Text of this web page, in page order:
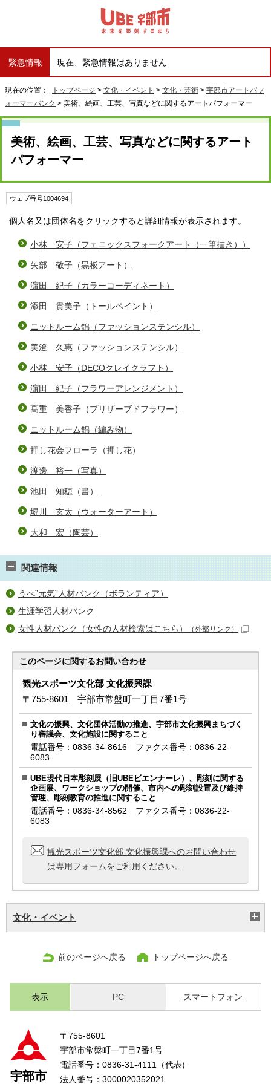
緊急情報 現在、緊急情報はありません
現在の位置： トップページ > 文化・イベント > 文化・芸術 > 宇部市アートパフ
ォーマーバンク > 美術、絵画、工芸、写真などに関するアートパフォーマー
美術、絵画、工芸、写真などに関するアート
パフォーマー
ウェブ番号1004694
個人名又は団体名をクリックすると詳細情報が表示されます。
小林 安子（フェニックスフォークアート（一筆描き））
矢部 敬子（黒板アート）
濵田 紀子（カラーコーディネート）
添田 貴美子（トールペイント）
ニットルーム錦（ファッションステンシル）
美澄 久惠（ファッションステンシル）
小林 安子（DECOクレイクラフト）
濵田 紀子（フラワーアレンジメント）
髙重 美香子（プリザーブドフラワー）
ニットルーム錦（編み物）
押し花会フローラ（押し花）
渡邊 裕一（写真）
池田 知穂（書）
堀川 玄太（ウォーターアート）
大和 宏（陶芸）
関連情報
うべ”元気”人材バンク（ボランティア）
生涯学習人材バンク
女性人材バンク（女性の人材検索はこちら）
（外部リンク）
このページに関するお問い合わせ
観光スポーツ文化部 文化振興課
〒755-8601 宇部市常盤町一丁目7番1号
文化の振興、文化団体活動の推進、宇部市文化振興まちづく
り審議会、文化施設に関すること
電話番号：0836-34-8616 ファクス番号：0836-22-
6083
UBE現代日本彫刻展（旧UBEビエンナーレ）、彫刻に関する
企画展、ワークショップの開催、市内への彫刻設置及び維持
管理、彫刻教育の推進に関すること
電話番号：0836-34-8562 ファクス番号：0836-22-
6083
観光スポーツ文化部 文化振興課へのお問い合わせ
は専用フォームをご利用ください。
文化・イベント
前のページへ戻る トップページへ戻る
表示 PC スマートフォン
宇部市
〒755-8601
宇部市常盤町一丁目7番1号
電話番号：0836-31-4111（代表)
法人番号：3000020352021